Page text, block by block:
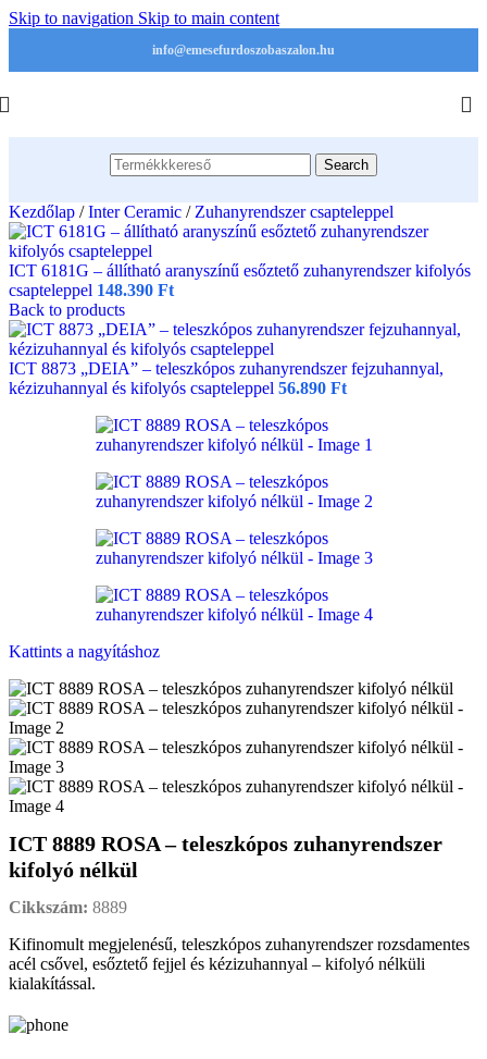
Skip to navigation Skip to main content
info@emesefurdoszobaszalon.hu
Search
Kezdőlap / Inter Ceramic / Zuhanyrendszer csapteleppel
ICT 6181G – állítható aranyszínű esőztető zuhanyrendszer kifolyós
csapteleppel 148.390 Ft
Back to products
ICT 8873 „DEIA” – teleszkópos zuhanyrendszer fejzuhannyal,
kézizuhannyal és kifolyós csapteleppel 56.890 Ft
Kattints a nagyításhoz
ICT 8889 ROSA – teleszkópos zuhanyrendszer
kifolyó nélkül
Cikkszám: 8889
Kifinomult megjelenésű, teleszkópos zuhanyrendszer rozsdamentes
acél csővel, esőztető fejjel és kézizuhannyal – kifolyó nélküli
kialakítással.